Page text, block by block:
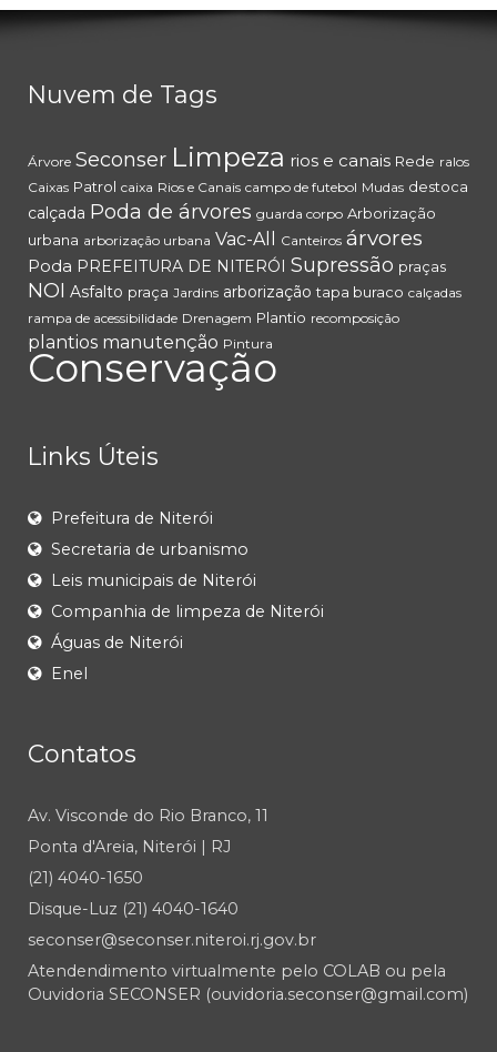
Nuvem de Tags
Árvore Seconser Limpeza rios e canais Rede ralos
Caixas Patrol caixa Rios e Canais campo de futebol Mudas destoca
calçada Poda de árvores guarda corpo Arborização
urbana arborização urbana Vac-All Canteiros árvores
Poda PREFEITURA DE NITERÓI Supressão praças
NOI Asfalto praça Jardins arborização tapa buraco calçadas
rampa de acessibilidade Drenagem Plantio recomposição
plantios manutenção Pintura
Conservação
Links Úteis
Prefeitura de Niterói
Secretaria de urbanismo
Leis municipais de Niterói
Companhia de limpeza de Niterói
Águas de Niterói
Enel
Contatos
Av. Visconde do Rio Branco, 11
Ponta d'Areia, Niterói | RJ
(21) 4040-1650
Disque-Luz (21) 4040-1640
seconser@seconser.niteroi.rj.gov.br
Atendendimento virtualmente pelo COLAB ou pela
Ouvidoria SECONSER (ouvidoria.seconser@gmail.com)